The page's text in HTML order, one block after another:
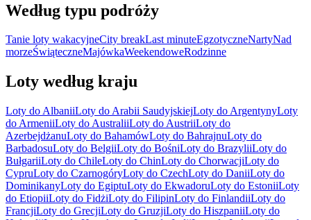
Według typu podróży
Tanie loty wakacyjneCity breakLast minuteEgzotyczneNartyNad
morzeŚwiąteczneMajówkaWeekendoweRodzinne
Loty według kraju
Loty do AlbaniiLoty do Arabii SaudyjskiejLoty do ArgentynyLoty
do ArmeniiLoty do AustraliiLoty do AustriiLoty do
AzerbejdżanuLoty do BahamówLoty do BahrajnuLoty do
BarbadosuLoty do BelgiiLoty do BośniLoty do BrazyliiLoty do
BułgariiLoty do ChileLoty do ChinLoty do ChorwacjiLoty do
CypruLoty do CzarnogóryLoty do CzechLoty do DaniiLoty do
DominikanyLoty do EgiptuLoty do EkwadoruLoty do EstoniiLoty
do EtiopiiLoty do FidżiLoty do FilipinLoty do FinlandiiLoty do
FrancjiLoty do GrecjiLoty do GruzjiLoty do HiszpaniiLoty do